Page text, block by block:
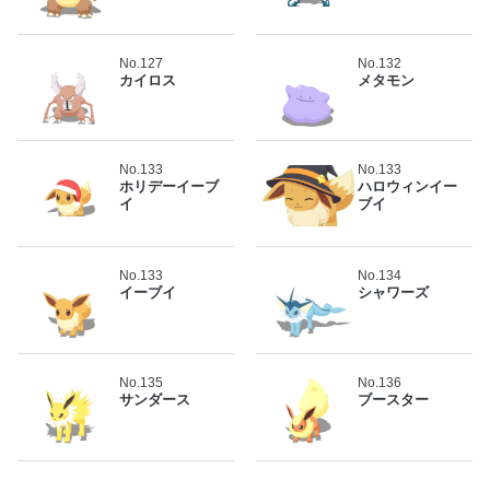
No.127
カイロス
No.132
メタモン
No.133
ホリデーイーブ
イ
No.133
ハロウィンイー
ブイ
No.133
イーブイ
No.134
シャワーズ
No.135
サンダース
No.136
ブースター